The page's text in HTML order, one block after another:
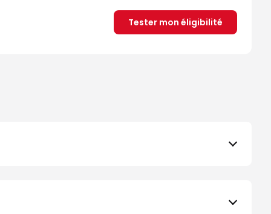
Tester mon éligibilité